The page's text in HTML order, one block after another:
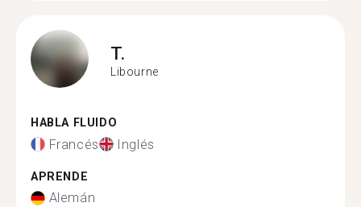
T.
Libourne
HABLA FLUIDO
Francés Inglés
APRENDE
Alemán